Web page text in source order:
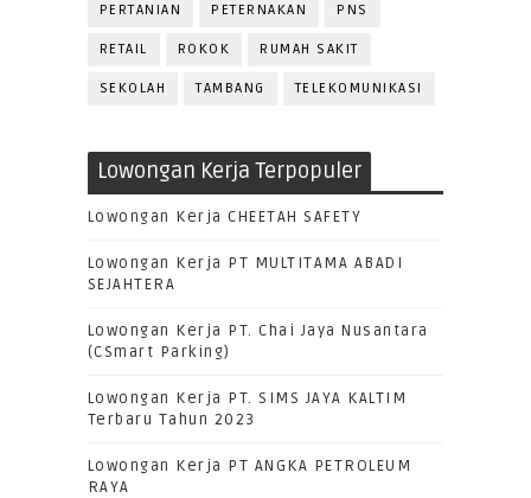
PERTANIAN PETERNAKAN PNS
RETAIL ROKOK RUMAH SAKIT
SEKOLAH TAMBANG TELEKOMUNIKASI
Lowongan Kerja Terpopuler
Lowongan Kerja CHEETAH SAFETY
Lowongan Kerja PT MULTITAMA ABADI
SEJAHTERA
Lowongan Kerja PT. Chai Jaya Nusantara
(CSmart Parking)
Lowongan Kerja PT. SIMS JAYA KALTIM
Terbaru Tahun 2023
Lowongan Kerja PT ANGKA PETROLEUM
RAYA